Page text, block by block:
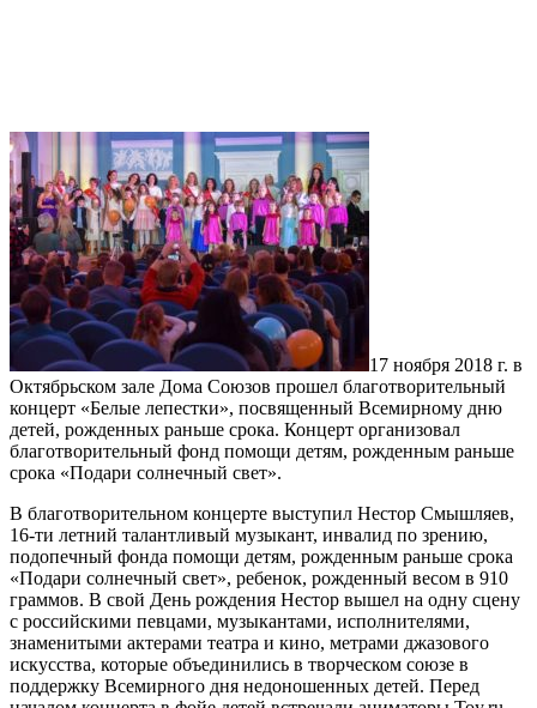
17 ноября 2018 г. в
Октябрьском зале Дома Союзов прошел благотворительный
концерт «Белые лепестки», посвященный Всемирному дню
детей, рожденных раньше срока. Концерт организовал
благотворительный фонд помощи детям, рожденным раньше
срока «Подари солнечный свет».
В благотворительном концерте выступил Нестор Смышляев,
16-ти летний талантливый музыкант, инвалид по зрению,
подопечный фонда помощи детям, рожденным раньше срока
«Подари солнечный свет», ребенок, рожденный весом в 910
граммов. В свой День рождения Нестор вышел на одну сцену
с российскими певцами, музыкантами, исполнителями,
знаменитыми актерами театра и кино, метрами джазового
искусства, которые объединились в творческом союзе в
поддержку Всемирного дня недоношенных детей. Перед